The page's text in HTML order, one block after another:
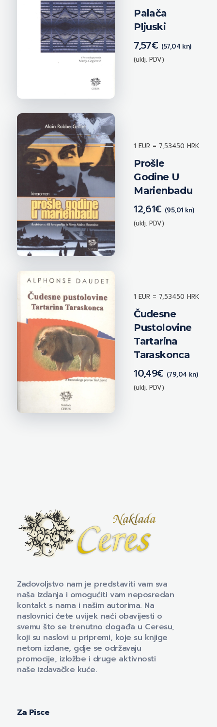
Palača
Pljuski
7,57€ (57,04 kn)
(uklj. PDV)
Prošle
Godine U
Marienbadu
12,61€ (95,01 kn)
(uklj. PDV)
1 EUR = 7,53450 HRK
Čudesne
Pustolovine
Tartarina
Taraskonca
10,49€ (79,04 kn)
(uklj. PDV)
1 EUR = 7,53450 HRK
Zadovoljstvo nam je predstaviti vam sva
naša izdanja i omogućiti vam neposredan
kontakt s nama i našim autorima. Na
naslovnici ćete uvijek naći obavijesti o
svemu što se trenutno događa u Ceresu,
koji su naslovi u pripremi, koje su knjige
netom izdane, gdje se održavaju
promocije, izložbe i druge aktivnosti
naše izdavačke kuće.
Za Pisce